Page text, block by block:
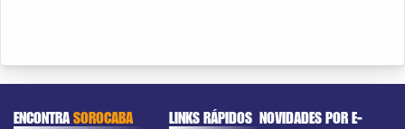
ENCONTRASOROCABA LINKS RÁPIDOS NOVIDADES POR E-